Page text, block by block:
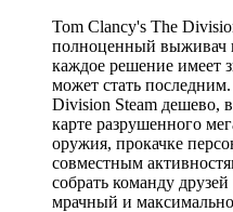
Tom Clancy's The
полноценный выживач
каждое решение имеет
может стать
Division Steam дешево,
карте разрушенного
оружия, прокачке
совместным
собрать команду
мрачный и